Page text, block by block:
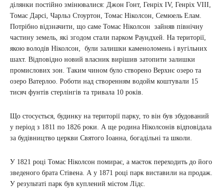
ділянки постійно змінювалися: Джон Гонт, Генріх IV, Генріх VIII,
Томас Дарсі, Чарльз Стоуртон, Томас Ніколсон, Семюель Елам.
Потрібно відзначити, що саме Томас Ніколсон зайняв північну
частину земель, які згодом стали парком Раундхей. На території,
якою володів Ніколсон, були залишки каменоломень і вугільних
шахт. Відповідно новий власник вирішив затопити залишки
промислових зон. Таким чином було створено Верхнє озеро та
озеро Ватерлоо. Роботи над створенням водойм коштували 15
тисяч фунтів стерлінгів та тривала 10 років.
Що стосується, будинку на території парку, то він був збудований
у період з 1811 по 1826 роки. А ще родина Ніколсонів відповідала
за будівництво церкви Святого Іоанна, богадільні та школи.
У 1821 році Томас Ніколсон помирає, а маєток переходить до його
зведеного брата Стівена. А у 1871 році парк виставили на продаж.
У результаті парк був куплений містом Лідс.